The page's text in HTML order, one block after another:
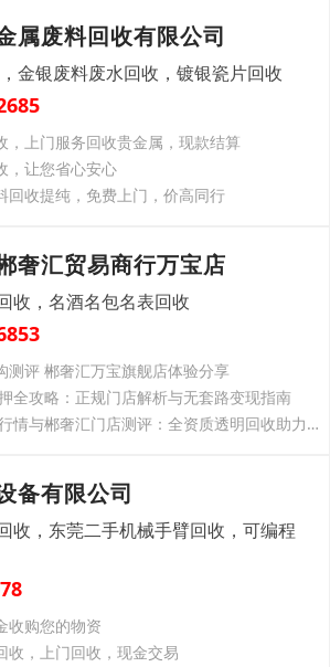
属废料回收有限公司
金银废料废水回收，镀银瓷片回收
，上门服务回收贵金属，现款结算
，让您省心安心
回收提纯，免费上门，价高同行
奢汇贸易商行万宝店
收，名酒名包名表回收
测评 郴奢汇万宝旗舰店体验分享
全攻略：正规门店解析与无套路变现指南
2026年郴州黄金回收行情与郴奢汇门店测评：全资质透明回收助力安全变现
备有限公司
收，东莞二手机械手臂回收，可编程
收购您的物资
收，上门回收，现金交易